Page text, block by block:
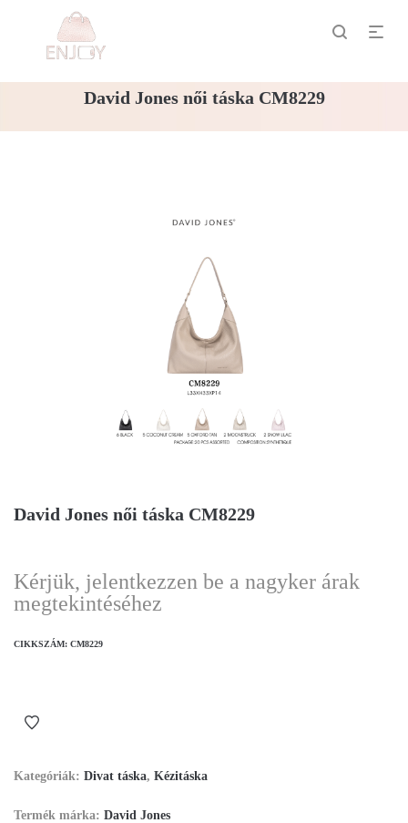
David Jones női táska CM8229
David Jones női táska CM8229
Kérjük, jelentkezzen be a nagyker árak
megtekintéséhez
CIKKSZÁM: CM8229
Kategóriák: Divat táska, Kézitáska
Termék márka: David Jones